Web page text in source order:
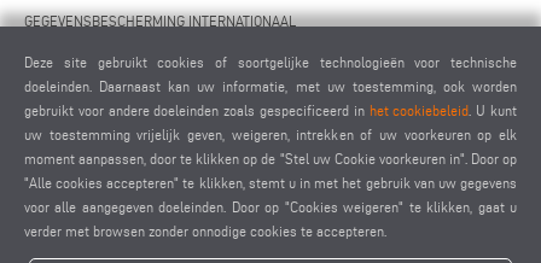
GEGEVENSBESCHERMING INTERNATIONAAL
OVEREENKOMST VOOR ONDERHOUD OP AFSTAND
COOKIES INSTELLINGEN
GEDRAGSCODE VOOR LEVERANCIERS
Deze site gebruikt cookies of soortgelijke technologieën voor technische
doeleinden. Daarnaast kan uw informatie, met uw toestemming, ook worden
gebruikt voor andere doeleinden zoals gespecificeerd in het cookiebeleid . U kunt
uw toestemming vrijelijk geven, weigeren, intrekken of uw voorkeuren op elk
moment aanpassen, door te klikken op de "Stel uw Cookie voorkeuren in". Door op
"Alle cookies accepteren" te klikken, stemt u in met het gebruik van uw gegevens
voor alle aangegeven doeleinden. Door op "Cookies weigeren" te klikken, gaat u
verder met browsen zonder onnodige cookies te accepteren.